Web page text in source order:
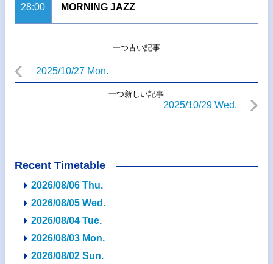
28:00 MORNING JAZZ
一つ古い記事
2025/10/27 Mon.
一つ新しい記事
2025/10/29 Wed.
Recent Timetable
2026/08/06 Thu.
2026/08/05 Wed.
2026/08/04 Tue.
2026/08/03 Mon.
2026/08/02 Sun.